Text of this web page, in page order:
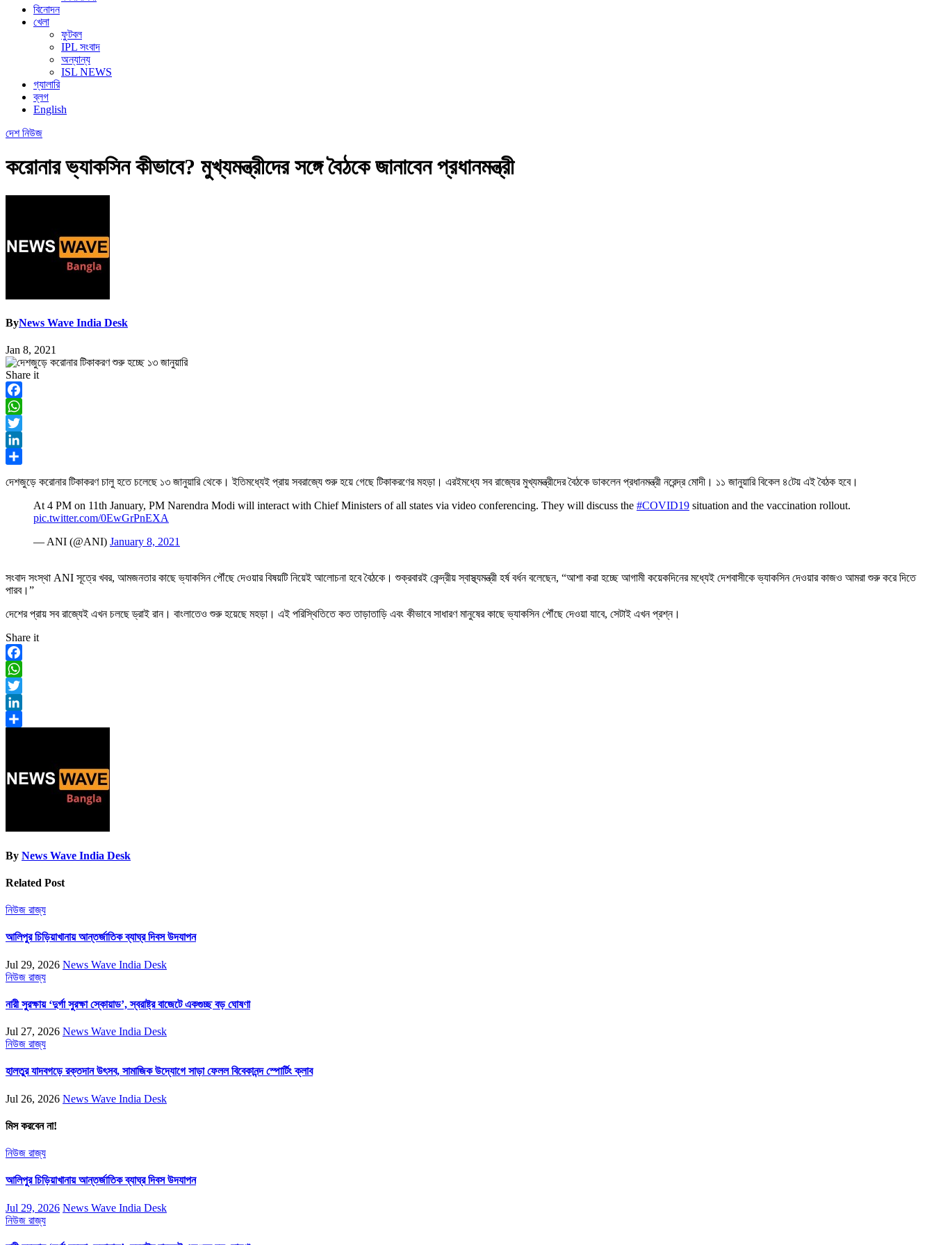
বিনোদন
খেলা
ফুটবল
IPL সংবাদ
অন্যান্য
ISL NEWS
গ্যালারি
ব্লগ
English
দেশনিউজ
করোনার ভ্যাকসিন কীভাবে? মুখ্যমন্ত্রীদের সঙ্গে বৈঠকে জানাবেন প্রধানমন্ত্রী
ByNews Wave India Desk
Jan 8, 2021
Share it
Facebook
WhatsApp
Twitter
LinkedIn
দেশজুড়ে করোনার টিকাকরণ চালু হতে চলেছে ১৩ জানুয়ারি থেকে। ইতিমধ্যেই প্রায় সবরাজ্যে শুরু হয়ে গেছে টিকাকরণের মহড়া। এরইমধ্যে সব রাজ্যের মুখ্যমন্ত্রীদের বৈঠকে ডাকলেন প্রধানমন্ত্রী নরেন্দ্র মোদী। ১১ জানুয়ারি বিকেল ৪টেয় এই বৈঠক হবে।
At 4 PM on 11th January, PM Narendra Modi will interact with Chief Ministers of all states via video conferencing. They will discuss the #COVID19 situation and the vaccination rollout.
pic.twitter.com/0EwGrPnEXA
— ANI (@ANI) January 8, 2021
সংবাদ সংস্থা ANI সূত্রে খবর, আমজনতার কাছে ভ্যাকসিন পৌঁছে দেওয়ার বিষয়টি নিয়েই আলোচনা হবে বৈঠকে। শুক্রবারই কেন্দ্রীয় স্বাস্থ্যমন্ত্রী হর্ষ বর্ধন বলেছেন, “আশা করা হচ্ছে আগামী কয়েকদিনের মধ্যেই দেশবাসীকে ভ্যাকসিন দেওয়ার কাজও আমরা শুরু করে দিতে
পারব।”
দেশের প্রায় সব রাজ্যেই এখন চলছে ড্রাই রান। বাংলাতেও শুরু হয়েছে মহড়া। এই পরিস্থিতিতে কত তাড়াতাড়ি এবং কীভাবে সাধারণ মানুষের কাছে ভ্যাকসিন পৌঁছে দেওয়া যাবে, সেটাই এখন প্রশ্ন।
Share it
Facebook
WhatsApp
Twitter
LinkedIn
By News Wave India Desk
Related Post
নিউজ রাজ্য
আলিপুর চিড়িয়াখানায় আন্তর্জাতিক ব্যাঘ্র দিবস উদযাপন
Jul 29, 2026 News Wave India Desk
নিউজ রাজ্য
নারী সুরক্ষায় ‘দুর্গা সুরক্ষা স্কোয়াড’, স্বরাষ্ট্র বাজেটে একগুচ্ছ বড় ঘোষণা
Jul 27, 2026 News Wave India Desk
নিউজ রাজ্য
হালতুর যাদবগড়ে রক্তদান উৎসব, সামাজিক উদ্যোগে সাড়া ফেলল বিবেকানন্দ স্পোর্টিং ক্লাব
Jul 26, 2026 News Wave India Desk
মিস করবেন না!
নিউজ রাজ্য
আলিপুর চিড়িয়াখানায় আন্তর্জাতিক ব্যাঘ্র দিবস উদযাপন
Jul 29, 2026 News Wave India Desk
নিউজ রাজ্য